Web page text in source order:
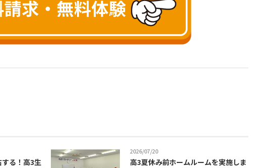
る！高3生
2026/07/20
高3夏休み前ホームルームを実施しま